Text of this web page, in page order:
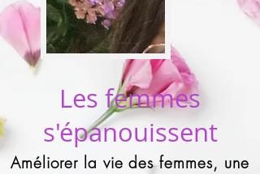
Les femmes
s'épanouissent
Améliorer la vie des femmes, une